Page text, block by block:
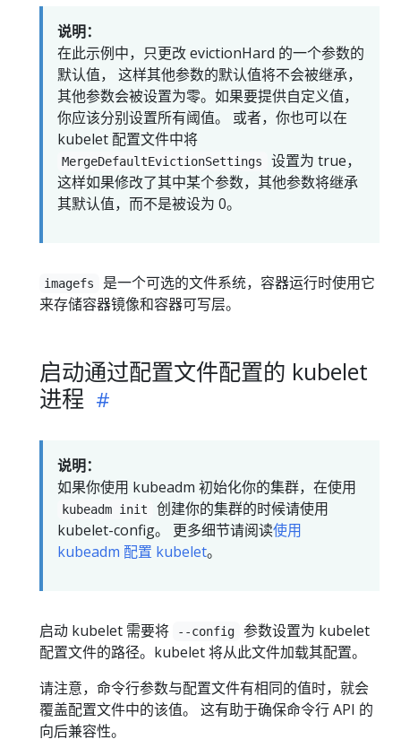
说明：
在此示例中，只更改 evictionHard 的一个参数的
默认值， 这样其他参数的默认值将不会被继承，
其他参数会被设置为零。如果要提供自定义值，
你应该分别设置所有阈值。 或者，你也可以在
kubelet 配置文件中将
MergeDefaultEvictionSettings
设置为 true，
这样如果修改了其中某个参数，其他参数将继承
其默认值，而不是被设为 0。
imagefs
是一个可选的文件系统，容器运行时使用它
来存储容器镜像和容器可写层。
启动通过配置文件配置的 kubelet
进程
说明：
如果你使用 kubeadm 初始化你的集群，在使用
kubeadm init
创建你的集群的时候请使用
kubelet-config。 更多细节请阅读使用
kubeadm 配置 kubelet。
启动 kubelet 需要将 --config
参数设置为 kubelet
配置文件的路径。kubelet 将从此文件加载其配置。
请注意，命令行参数与配置文件有相同的值时，就会
覆盖配置文件中的该值。 这有助于确保命令行 API 的
向后兼容性。